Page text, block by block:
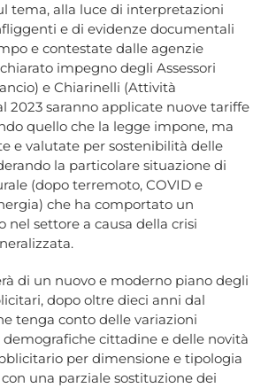
tema, alla luce di interpretazioni
e di evidenze documentali
e contestate dalle agenzie
impegno degli Assessori
e Chiarinelli (Attività
2023 saranno applicate nuove tariffe
quello che la legge impone, ma
e valutate per sostenibilità delle
la particolare situazione di
(dopo terremoto, COVID e
che ha comportato un
nel settore a causa della crisi
di un nuovo e moderno piano degli
dopo oltre dieci anni dal
tenga conto delle variazioni
cittadine e delle novità
per dimensione e tipologia
una parziale sostituzione dei